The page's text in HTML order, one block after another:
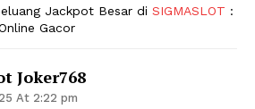
Jackpot Besar di SIGMASLOT :
Gacor
Joker768
At 2:22 pm